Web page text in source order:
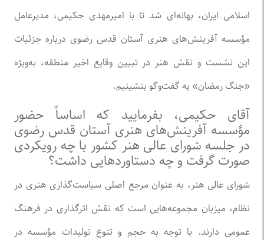
اسلامی ایران، بهانه‌ای شد تا با امیرمهدی حکیمی، مدیرعامل
مؤسسه آفرینش‌های هنری آستان قدس رضوی درباره جزئیات
این نشست و نقش هنر در تبیین وقایع اخیر منطقه، به‌ویژه
«جنگ رمضان» به گفت‌و‌گو بنشینیم.
آقای حکیمی، بفرمایید که اساساً حضور
مؤسسه آفرینش‌های هنری آستان قدس رضوی
در جلسه شورای عالی هنر کشور با چه رویکردی
صورت گرفت و چه دستاورد‌هایی داشت؟
شورای عالی هنر، به عنوان مرجع اصلی سیاست‌گذاری هنری در
نظام، میزبان مجموعه‌هایی است که نقش اثرگذاری در فرهنگ
عمومی دارند. با توجه به حجم و تنوع تولیدات مؤسسه در